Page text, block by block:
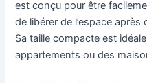
est conçu pour être
de libérer de l’espace
Sa taille compacte est
appartements ou des